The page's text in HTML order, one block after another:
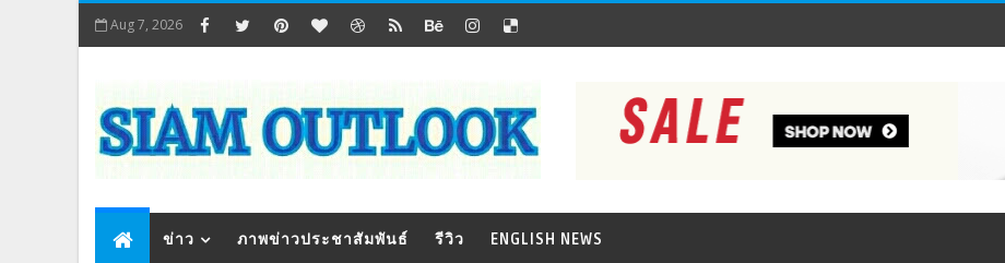
Aug 7, 2026
ข่าว ภาพข่าวประชาสัมพันธ์ รีวิว ENGLISH NEWS